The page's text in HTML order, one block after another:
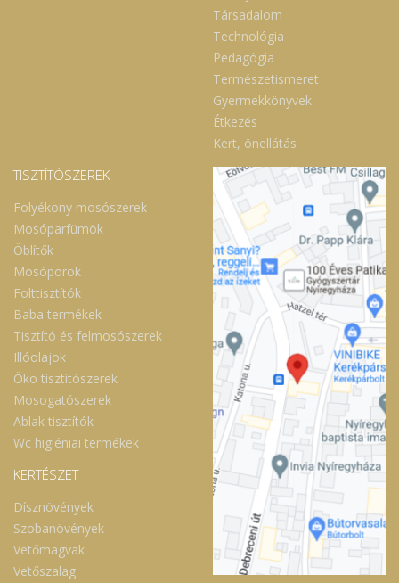
Társadalom
Technológia
Pedagógia
Természetismeret
Gyermekkönyvek
Étkezés
Kert, önellátás
TISZTÍTÓSZEREK
Folyékony mosószerek
Mosóparfümök
Öblítők
Mosóporok
Folttisztítók
Baba termékek
Tisztító és felmosószerek
Illóolajok
Öko tisztítószerek
Mosogatószerek
Ablak tisztítók
Wc higiéniai termékek
KERTÉSZET
Dísznövények
Szobanövények
Vetőmagvak
Vetőszalag